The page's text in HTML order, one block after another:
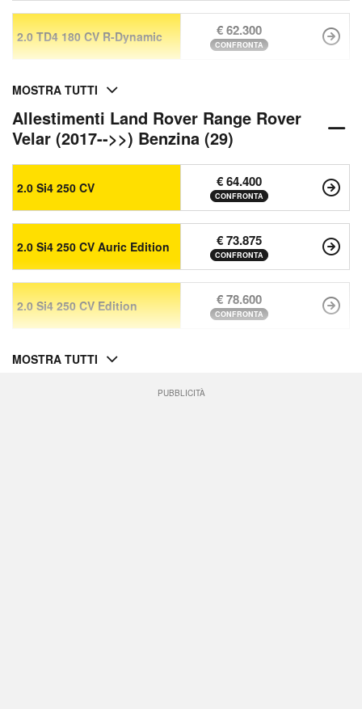
2.0 TD4 180 CV R-Dynamic € 62.300
CONFRONTA
MOSTRA TUTTI
Allestimenti Land Rover Range Rover
Velar (2017-->>) Benzina (29)
2.0 Si4 250 CV € 64.400
CONFRONTA
2.0 Si4 250 CV Auric Edition € 73.875
CONFRONTA
2.0 Si4 250 CV Edition € 78.600
CONFRONTA
MOSTRA TUTTI
PUBBLICITÀ